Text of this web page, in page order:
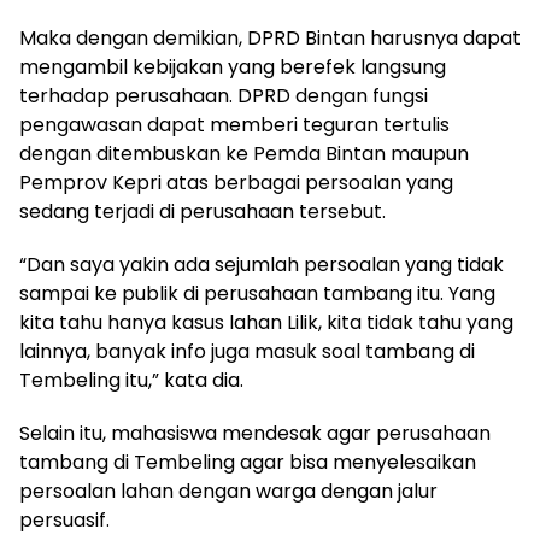
Maka dengan demikian, DPRD Bintan harusnya dapat
mengambil kebijakan yang berefek langsung
terhadap perusahaan. DPRD dengan fungsi
pengawasan dapat memberi teguran tertulis
dengan ditembuskan ke Pemda Bintan maupun
Pemprov Kepri atas berbagai persoalan yang
sedang terjadi di perusahaan tersebut.
“Dan saya yakin ada sejumlah persoalan yang tidak
sampai ke publik di perusahaan tambang itu. Yang
kita tahu hanya kasus lahan Lilik, kita tidak tahu yang
lainnya, banyak info juga masuk soal tambang di
Tembeling itu,” kata dia.
Selain itu, mahasiswa mendesak agar perusahaan
tambang di Tembeling agar bisa menyelesaikan
persoalan lahan dengan warga dengan jalur
persuasif.